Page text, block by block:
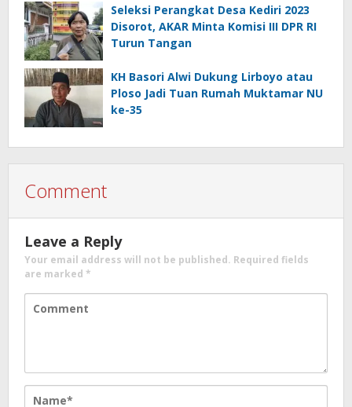
Seleksi Perangkat Desa Kediri 2023
Disorot, AKAR Minta Komisi III DPR RI
Turun Tangan
KH Basori Alwi Dukung Lirboyo atau
Ploso Jadi Tuan Rumah Muktamar NU
ke-35
Comment
Leave a Reply
Your email address will not be published. Required fields
are marked *